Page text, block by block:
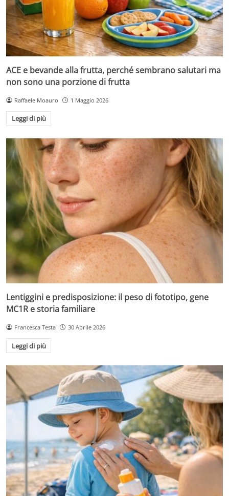
ACE e bevande alla frutta, perché sembrano salutari ma
non sono una porzione di frutta
Raffaele Moauro 1 Maggio 2026
Leggi di più
Lentiggini e predisposizione: il peso di fototipo, gene
MC1R e storia familiare
Francesca Testa 30 Aprile 2026
Leggi di più